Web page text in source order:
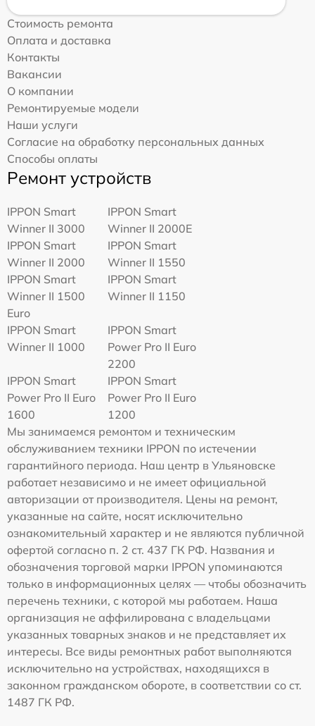
Стоимость ремонта
Оплата и доставка
Контакты
Вакансии
О компании
Ремонтируемые модели
Наши услуги
Согласие на обработку персональных данных
Способы оплаты
Ремонт устройств
IPPON Smart
Winner II 3000
IPPON Smart
Winner II 2000E
IPPON Smart
Winner II 2000
IPPON Smart
Winner II 1550
IPPON Smart
Winner II 1500
Euro
IPPON Smart
Winner II 1150
IPPON Smart
Winner II 1000
IPPON Smart
Power Pro II Euro
2200
IPPON Smart
Power Pro II Euro
1600
IPPON Smart
Power Pro II Euro
1200
Мы занимаемся ремонтом и техническим
обслуживанием техники IPPON по истечении
гарантийного периода. Наш центр в Ульяновске
работает независимо и не имеет официальной
авторизации от производителя. Цены на ремонт,
указанные на сайте, носят исключительно
ознакомительный характер и не являются публичной
офертой согласно п. 2 ст. 437 ГК РФ. Названия и
обозначения торговой марки IPPON упоминаются
только в информационных целях — чтобы обозначить
перечень техники, с которой мы работаем. Наша
организация не аффилирована с владельцами
указанных товарных знаков и не представляет их
интересы. Все виды ремонтных работ выполняются
исключительно на устройствах, находящихся в
законном гражданском обороте, в соответствии со ст.
1487 ГК РФ.